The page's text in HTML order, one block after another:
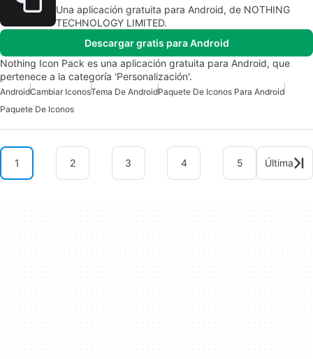
Una aplicación gratuita para Android, de NOTHING
TECHNOLOGY LIMITED.
Descargar gratis para Android
Nothing Icon Pack es una aplicación gratuita para Android, que
pertenece a la categoría 'Personalización'.
AndroidCambiar IconosTema De AndroidPaquete De Iconos Para Android
Paquete De Iconos
1 2 3 4 5 Última